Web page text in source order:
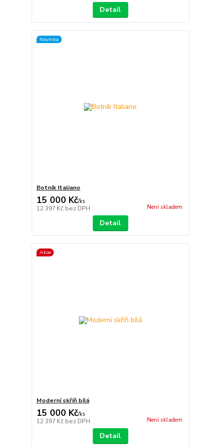
Detail
Novinka
Botník Italiano
15 000 Kč/ks
12 397 Kč bez DPH Není skladem
Detail
Akce
Moderní skříň bílá
15 000 Kč/ks
12 397 Kč bez DPH Není skladem
Detail